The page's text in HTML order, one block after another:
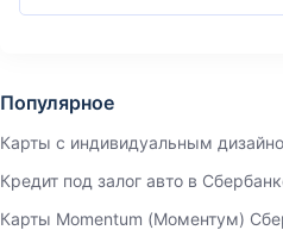
Популярное
Карты с индивидуальным
Кредит под залог авто в
Карты Momentum (Моментум)